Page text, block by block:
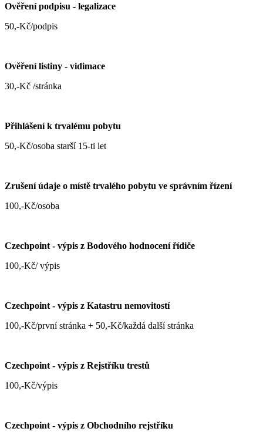
Ověření podpisu - legalizace
50,-Kč/podpis
Ověření listiny - vidimace
30,-Kč /stránka
Přihlášení k trvalému pobytu
50,-Kč/osoba starší 15-ti let
Zrušení údaje o místě trvalého pobytu ve správním řízení
100,-Kč/osoba
Czechpoint - výpis z Bodového hodnocení řídiče
100,-Kč/ výpis
Czechpoint - výpis z Katastru nemovitostí
100,-Kč/první stránka + 50,-Kč/každá další stránka
Czechpoint - výpis z Rejstříku trestů
100,-Kč/výpis
Czechpoint - výpis z Obchodního rejstříku